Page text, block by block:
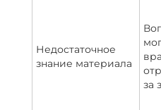
Недостаточное
знание материала
за